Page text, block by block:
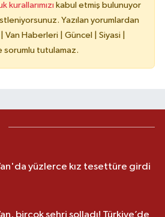
kurallarımızı kabul etmiş bulunuyor
Yazılan yorumlardan
Van Haberleri | Güncel | Siyasi |
sorumlu tutulamaz.
yüzlerce kız tesettüre girdi
birçok şehri solladı! Türkiye’de